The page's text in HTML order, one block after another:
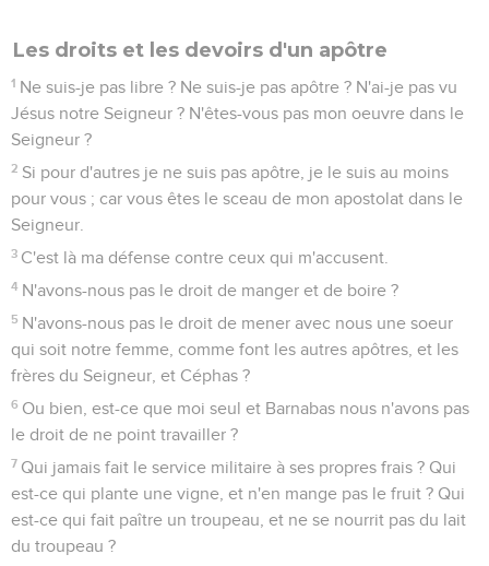
Les droits et les devoirs d'un apôtre
1 Ne suis-je pas libre ? Ne suis-je pas apôtre ? N'ai-je pas vu
Jésus notre Seigneur ? N'êtes-vous pas mon oeuvre dans le
Seigneur ?
2 Si pour d'autres je ne suis pas apôtre, je le suis au moins
pour vous ; car vous êtes le sceau de mon apostolat dans le
Seigneur.
3 C'est là ma défense contre ceux qui m'accusent.
4 N'avons-nous pas le droit de manger et de boire ?
5 N'avons-nous pas le droit de mener avec nous une soeur
qui soit notre femme, comme font les autres apôtres, et les
frères du Seigneur, et Céphas ?
6 Ou bien, est-ce que moi seul et Barnabas nous n'avons pas
le droit de ne point travailler ?
7 Qui jamais fait le service militaire à ses propres frais ? Qui
est-ce qui plante une vigne, et n'en mange pas le fruit ? Qui
est-ce qui fait paître un troupeau, et ne se nourrit pas du lait
du troupeau ?